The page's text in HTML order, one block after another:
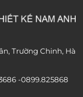
Trường Chinh, Hà
-0899.825868